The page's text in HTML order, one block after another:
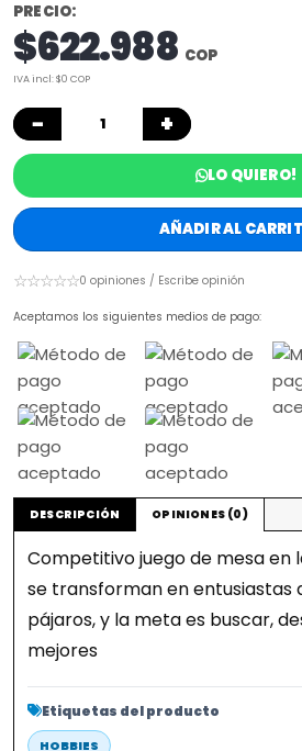
PRECIO:
$622.988 COP
IVA incl: $0 COP
− +
LO QUIERO!
AÑADIR AL
☆☆☆☆☆0 opiniones / Escribe opinión
Aceptamos los siguientes medios de pago:
DESCRIPCIÓN OPINIONES (0)
Competitivo juego de mesa en
se transforman en entusiastas
pájaros, y la meta es buscar,
mejores
Etiquetas del producto
HOBBIES